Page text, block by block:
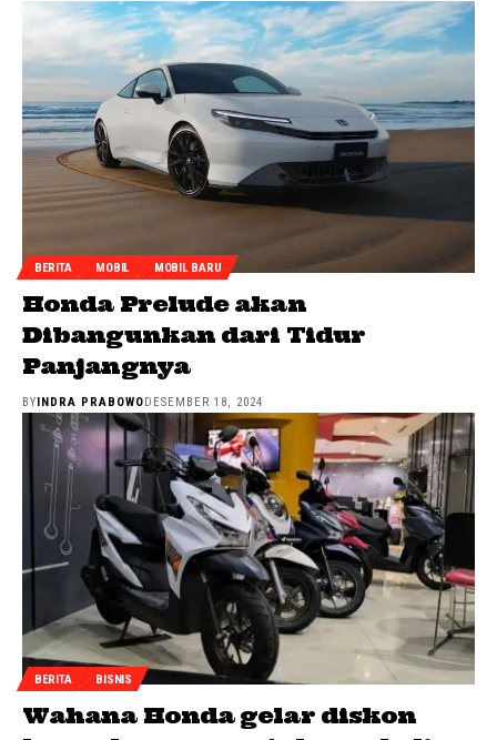
BERITA MOBIL MOBIL BARU
Honda Prelude akan
Dibangunkan dari Tidur
Panjangnya
BY INDRA PRABOWO DESEMBER 18, 2024
BERITA BISNIS
Wahana Honda gelar diskon